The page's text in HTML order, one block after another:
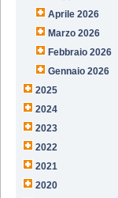
Aprile 2026
Marzo 2026
Febbraio 2026
Gennaio 2026
2025
2024
2023
2022
2021
2020